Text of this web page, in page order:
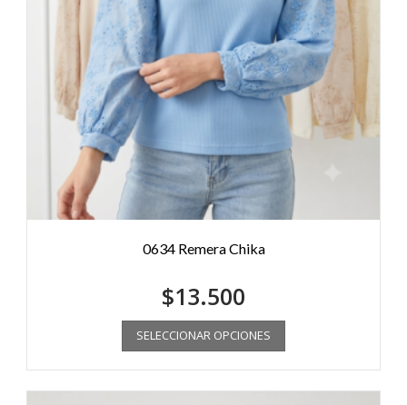
0634 Remera Chika
$13.500
SELECCIONAR OPCIONES